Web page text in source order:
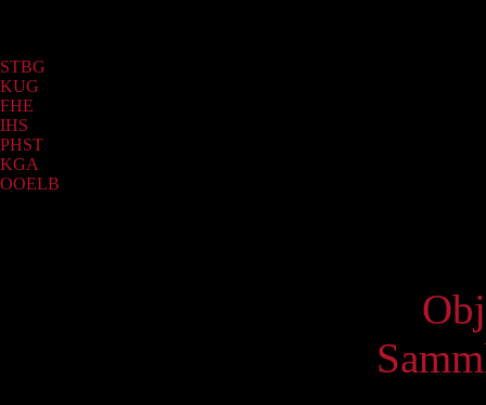
STBG
KUG
FHE
IHS
PHST
KGA
OOELB